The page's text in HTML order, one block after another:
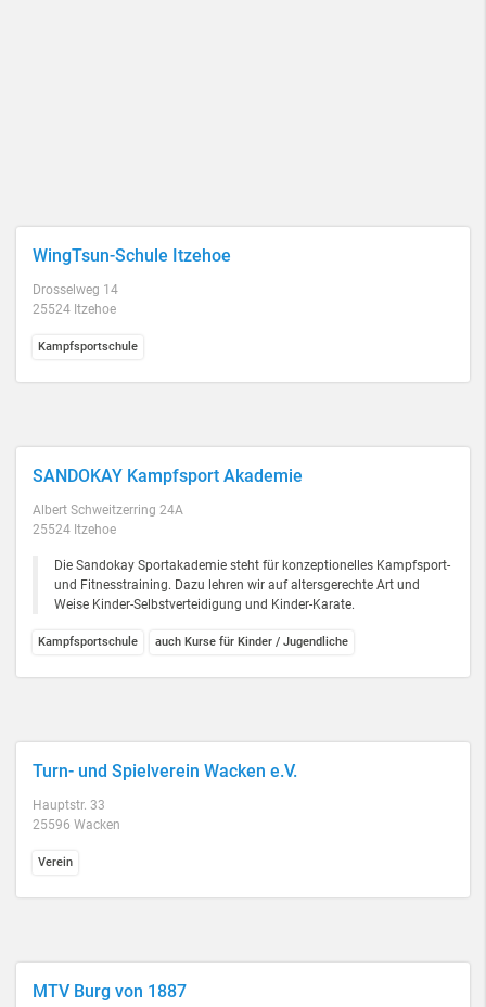
WingTsun-Schule Itzehoe
Drosselweg 14
25524 Itzehoe
Kampfsportschule
SANDOKAY Kampfsport Akademie
Albert Schweitzerring 24A
25524 Itzehoe
Die Sandokay Sportakademie steht für konzeptionelles Kampfsport-
und Fitnesstraining. Dazu lehren wir auf altersgerechte Art und
Weise Kinder-Selbstverteidigung und Kinder-Karate.
Kampfsportschule auch Kurse für Kinder / Jugendliche
Turn- und Spielverein Wacken e.V.
Hauptstr. 33
25596 Wacken
Verein
MTV Burg von 1887